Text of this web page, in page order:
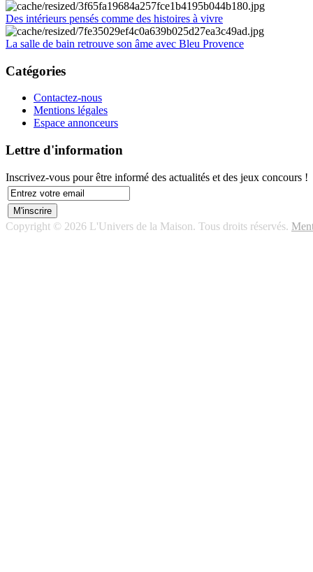
Des intérieurs pensés comme des histoires à vivre
La salle de bain retrouve son âme avec Bleu Provence
Catégories
Contactez-nous
Mentions légales
Espace annonceurs
Lettre d'information
Inscrivez-vous pour être informé des actualités et des jeux concours !
Copyright © 2026 L'Univers de la Maison. Tous droits réservés.